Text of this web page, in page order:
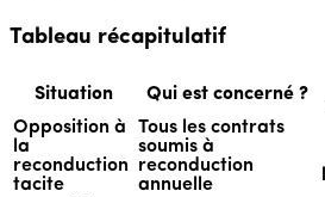
Tableau récapitulatif
Situation Qui est concerné ?
Opposition à
la
reconduction
tacite
Tous les contrats
soumis à
reconduction
annuelle